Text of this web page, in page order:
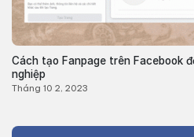
Cách tạo Fanpage trên Facebook
nghiệp
Tháng 10 2, 2023